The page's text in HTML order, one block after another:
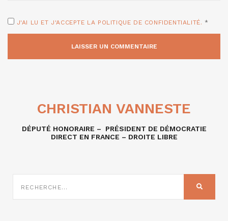
J'AI LU ET J'ACCEPTE LA POLITIQUE DE CONFIDENTIALITÉ. *
CHRISTIAN VANNESTE
DÉPUTÉ HONORAIRE – PRÉSIDENT DE DÉMOCRATIE
DIRECT EN FRANCE – DROITE LIBRE
SUR